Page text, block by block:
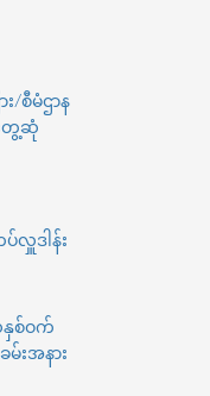
/စီမံဌာန
တွေ့ဆုံ
လှူဒါန်း
နှစ်ဝက်
းအနား